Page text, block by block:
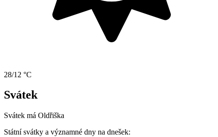
28/12 °C
Svátek
Svátek má Oldřiška
Státní svátky a významné dny na dnešek: